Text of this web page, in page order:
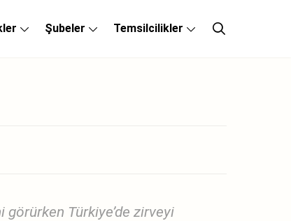
Şubeler Temsilcilikler
görürken Türkiye’de zirveyi